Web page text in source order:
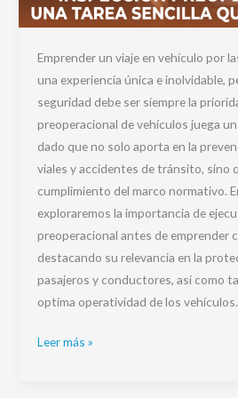
Emprender un viaje en vehículo por
una experiencia única e inolvidable,
seguridad debe ser siempre la
preoperacional de vehículos juega
dado que no solo aporta en la
viales y accidentes de tránsito, sino
cumplimiento del marco normativo.
exploraremos la importancia de
preoperacional antes de emprender
destacando su relevancia en la
pasajeros y conductores, así como
optima operatividad de los vehículos.
Leer más »